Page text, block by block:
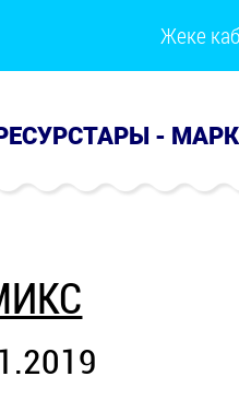
Жеке
-